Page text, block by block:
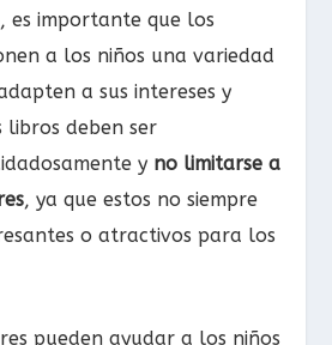
es importante que los
a los niños una variedad
a sus intereses y
libros deben ser
y no limitarse a
, ya que estos no siempre
o atractivos para los
pueden ayudar a los niños